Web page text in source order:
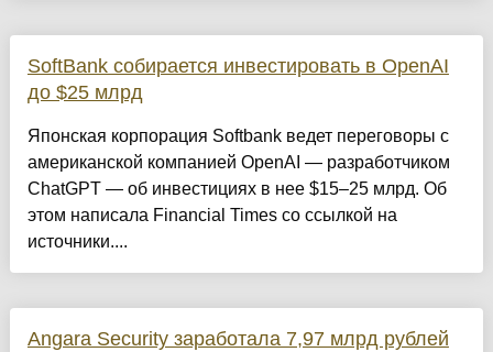
SoftBank собирается инвестировать в OpenAI
до $25 млрд
Японская корпорация Softbank ведет переговоры с
американской компанией OpenAI — разработчиком
ChatGPT — об инвестициях в нее $15–25 млрд. Об
этом написала Financial Times со ссылкой на
источники....
Angara Security заработала 7,97 млрд рублей